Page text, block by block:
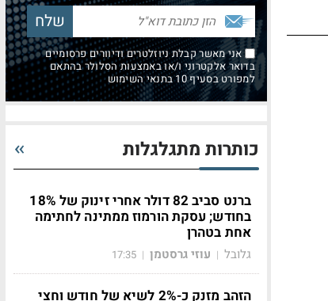
אני מאשר קבלת ניוזלטרים ודיוורים פרסומיים
בדואר אלקטרוני ו/או באמצעות הסלולר בהתאם
למפורט בסעיף 10 בתנאי השימוש
כותרות מתגלגלות
ברנט סביב 82 דולר אחרי זינוק של 18%
בחודש; עסקת הורמוז ממתינה לחתימה
אחת בטהרן
גלובל | עוזי גרסטמן |
17:35
הזהב מזנק כ-2% לשיא של חודש וחצי